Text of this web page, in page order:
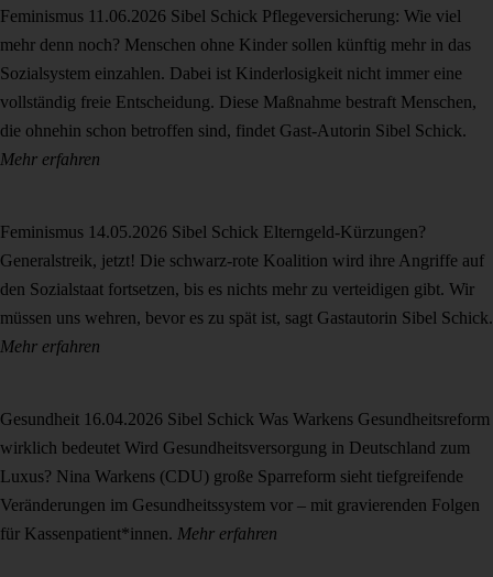
Feminismus 11.06.2026 Sibel Schick Pflegeversicherung: Wie viel
mehr denn noch? Menschen ohne Kinder sollen künftig mehr in das
Sozialsystem einzahlen. Dabei ist Kinderlosigkeit nicht immer eine
vollständig freie Entscheidung. Diese Maßnahme bestraft Menschen,
die ohnehin schon betroffen sind, findet Gast-Autorin Sibel Schick.
Mehr erfahren
Feminismus 14.05.2026 Sibel Schick Elterngeld-Kürzungen?
Generalstreik, jetzt! Die schwarz-rote Koalition wird ihre Angriffe auf
den Sozialstaat fortsetzen, bis es nichts mehr zu verteidigen gibt. Wir
müssen uns wehren, bevor es zu spät ist, sagt Gastautorin Sibel Schick.
Mehr erfahren
Gesundheit 16.04.2026 Sibel Schick Was Warkens Gesundheitsreform
wirklich bedeutet Wird Gesundheitsversorgung in Deutschland zum
Luxus? Nina Warkens (CDU) große Sparreform sieht tiefgreifende
Veränderungen im Gesundheitssystem vor – mit gravierenden Folgen
für Kassenpatient*innen. Mehr erfahren